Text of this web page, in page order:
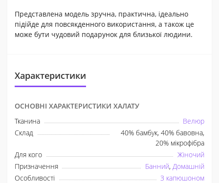
Представлена модель зручна, практична, ідеально
підійде для повсякденного використання, а також це
може бути чудовий подарунок для близької людини.
Характеристики
ОСНОВНІ ХАРАКТЕРИСТИКИ ХАЛАТУ
Тканина
Велюр
Склад
40% бамбук, 40% бавовна,
20% мікрофібра
Для кого
Жіночий
Призначення
Банний, Домашній
Особливості
З капюшоном